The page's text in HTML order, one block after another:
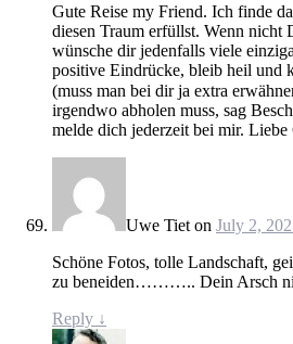
Gute Reise my Friend. Ich finde
diesen Traum erfüllst. Wenn nicht
wünsche dir jedenfalls viele
positive Eindrücke, bleib heil und
(muss man bei dir ja extra
irgendwo abholen muss, sag
melde dich jederzeit bei mir. Liebe
Uwe Tiet on July 2,
Schöne Fotos, tolle Landschaft,
zu beneiden……….. Dein Arsch
Reply ↓